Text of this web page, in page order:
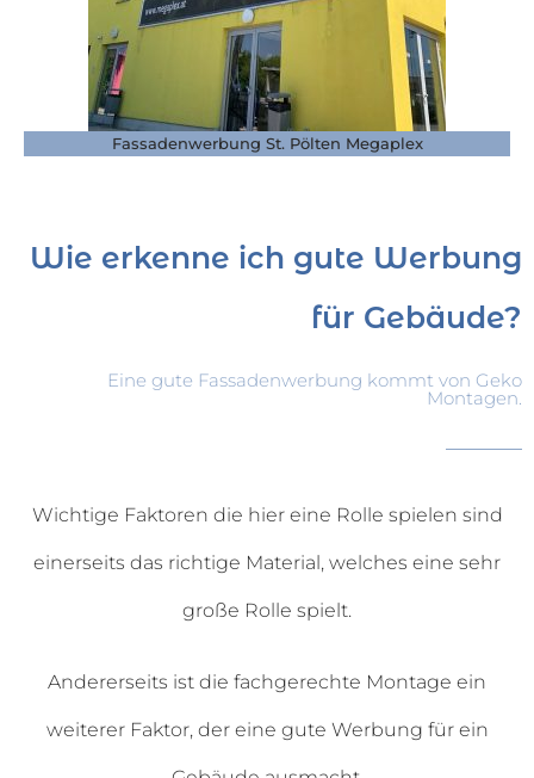
Fassadenwerbung St. Pölten Megaplex
Wie erkenne ich gute Werbung
für Gebäude?
Eine gute Fassadenwerbung kommt von Geko
Montagen.
Wichtige Faktoren die hier eine Rolle spielen sind
einerseits das richtige Material, welches eine sehr
große Rolle spielt.
Andererseits ist die fachgerechte Montage ein
weiterer Faktor, der eine gute Werbung für ein